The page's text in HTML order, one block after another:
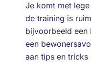
Je komt met
de training is
bijvoorbeeld een
een
aan tips en